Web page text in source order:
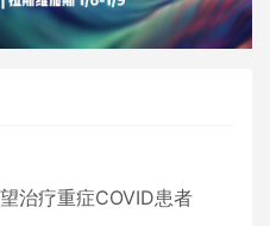
治疗重症COVID患者